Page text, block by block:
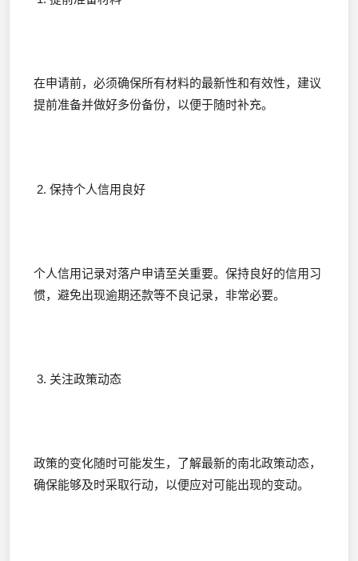
在申请前，必须确保所有材料的最新性和有效性，建议
提前准备并做好多份备份，以便于随时补充。
2. 保持个人信用良好
个人信用记录对落户申请至关重要。保持良好的信用习
惯，避免出现逾期还款等不良记录，非常必要。
3. 关注政策动态
政策的变化随时可能发生，了解最新的南北政策动态，
确保能够及时采取行动，以便应对可能出现的变动。